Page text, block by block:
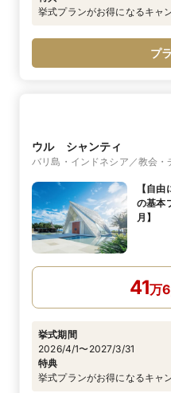
挙式プランがお得になるキャ
プ
ウル シャンティ
バリ島・インドネシア／教会・
【自
の基本
月】
41万
挙式期間
2026/4/1〜2027/3/31
特典
挙式プランがお得になるキャ